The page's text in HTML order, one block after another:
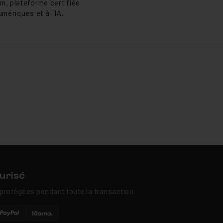
et artistiques 3D
compléter vos
plateforme certifiée
et à l'IA.
pendant toute la transaction.